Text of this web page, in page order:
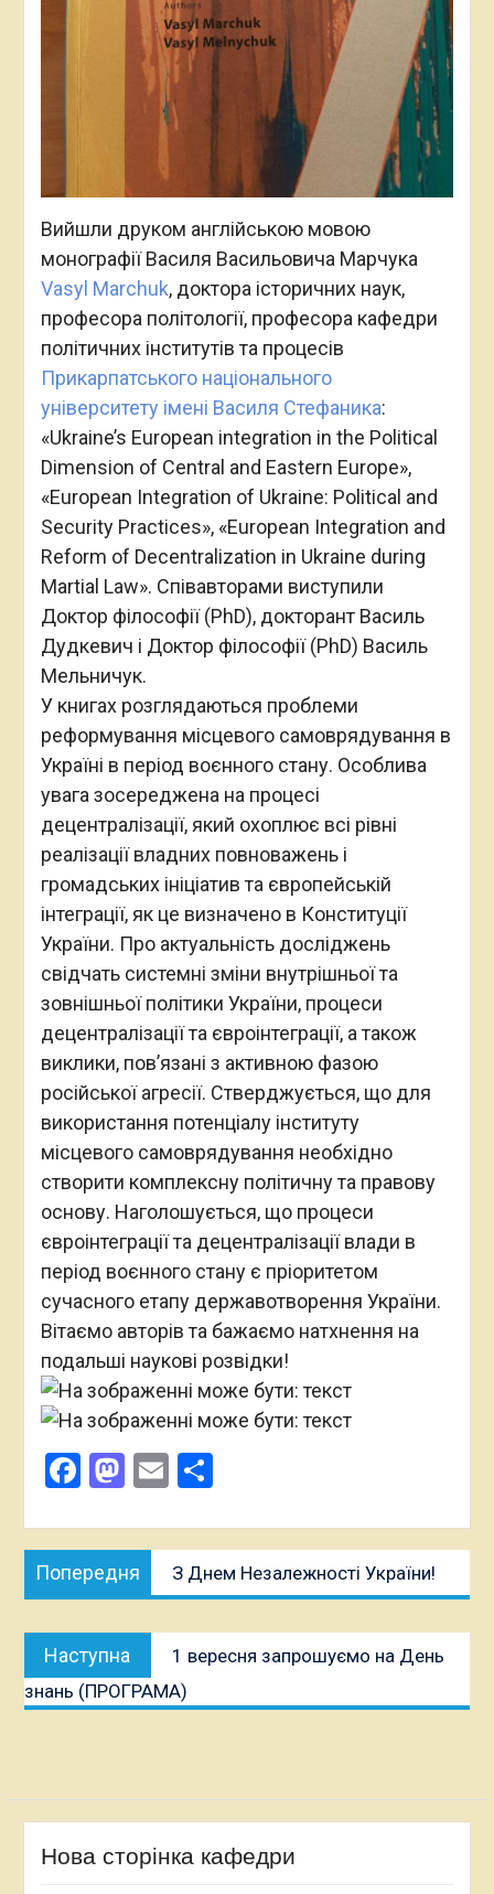
Вийшли друком англійською мовою
монографії Василя Васильовича Марчука
Vasyl Marchuk, доктора історичних наук,
професора політології, професора кафедри
політичних інститутів та процесів
Прикарпатського національного
університету імені Василя Стефаника:
«Ukraine’s European integration in the Political
Dimension of Central and Eastern Europe»,
«European Integration of Ukraine: Political and
Security Practices», «European Integration and
Reform of Decentralization in Ukraine during
Martial Law». Співавторами виступили
Доктор філософії (PhD), докторант Василь
Дудкевич і Доктор філософії (PhD) Василь
Мельничук.
У книгах розглядаються проблеми
реформування місцевого самоврядування в
Україні в період воєнного стану. Особлива
увага зосереджена на процесі
децентралізації, який охоплює всі рівні
реалізації владних повноважень і
громадських ініціатив та європейській
інтеграції, як це визначено в Конституції
України. Про актуальність досліджень
свідчать системні зміни внутрішньої та
зовнішньої політики України, процеси
децентралізації та євроінтеграції, а також
виклики, пов’язані з активною фазою
російської агресії. Стверджується, що для
використання потенціалу інституту
місцевого самоврядування необхідно
створити комплексну політичну та правову
основу. Наголошується, що процеси
євроінтеграції та децентралізації влади в
період воєнного стану є пріоритетом
сучасного етапу державотворення України.
Вітаємо авторів та бажаємо натхнення на
подальші наукові розвідки!
Facebook
Mastodon
Email
Навігація
записів
Попередня
публікація:
З Днем Незалежності України!
Наступна
публікація:
1 вересня запрошуємо на День
знань (ПРОГРАМА)
Нова сторінка кафедри